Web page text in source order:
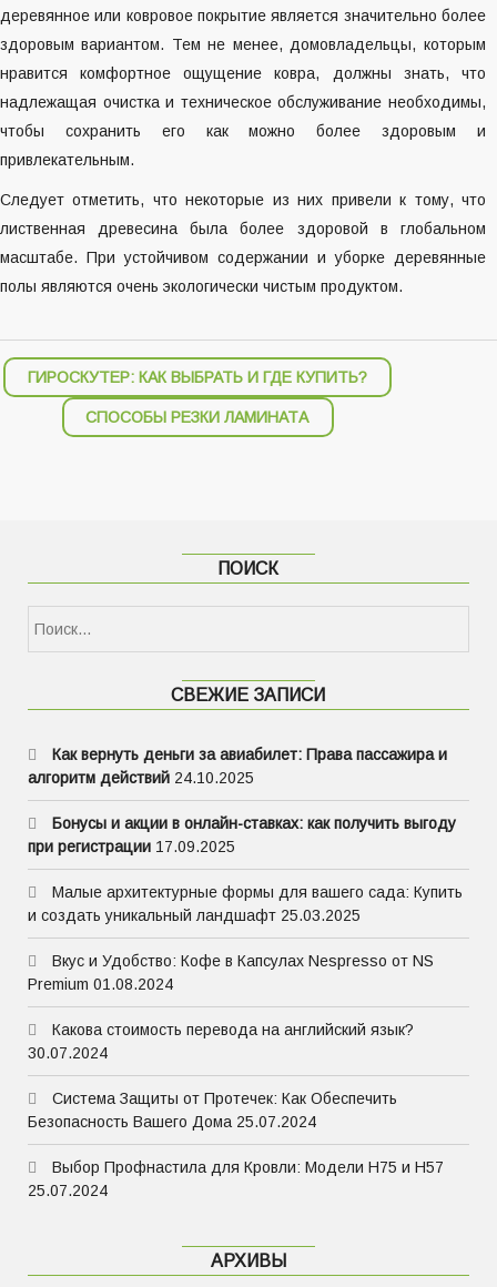
деревянное или ковровое покрытие является значительно более
здоровым вариантом. Тем не менее, домовладельцы, которым
нравится комфортное ощущение ковра, должны знать, что
надлежащая очистка и техническое обслуживание необходимы,
чтобы сохранить его как можно более здоровым и
привлекательным.
Следует отметить, что некоторые из них привели к тому, что
лиственная древесина была более здоровой в глобальном
масштабе. При устойчивом содержании и уборке деревянные
полы являются очень экологически чистым продуктом.
ГИРОСКУТЕР: КАК ВЫБРАТЬ И ГДЕ КУПИТЬ?
СПОСОБЫ РЕЗКИ ЛАМИНАТА
ПОИСК
СВЕЖИЕ ЗАПИСИ
Как вернуть деньги за авиабилет: Права пассажира и
алгоритм действий 24.10.2025
Бонусы и акции в онлайн-ставках: как получить выгоду
при регистрации 17.09.2025
Малые архитектурные формы для вашего сада: Купить
и создать уникальный ландшафт 25.03.2025
Вкус и Удобство: Кофе в Капсулах Nespresso от NS
Premium 01.08.2024
Какова стоимость перевода на английский язык?
30.07.2024
Система Защиты от Протечек: Как Обеспечить
Безопасность Вашего Дома 25.07.2024
Выбор Профнастила для Кровли: Модели Н75 и Н57
25.07.2024
АРХИВЫ